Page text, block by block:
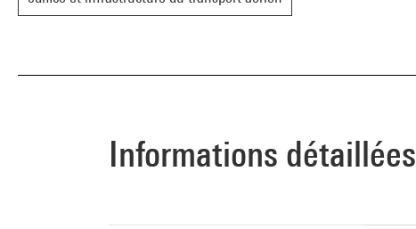
Informations détaillées